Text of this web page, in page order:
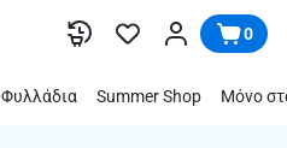
0
Φυλλάδια Summer Shop Μόνο